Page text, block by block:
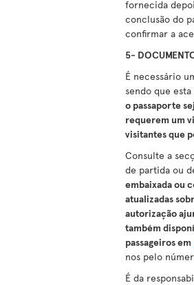
fornecida
conclusão do
confirmar a
5-
É necessário
sendo que
o passaporte
requerem um
visitantes que
Consulte a
de partida ou
embaixada ou
atualizadas
autorização
também
passageiros em
nos pelo
É da